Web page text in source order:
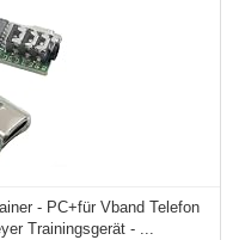
- PC+für Vband Telefon
Trainingsgerät - ...